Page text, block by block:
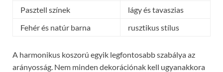
Pasztell színek
lágy és tavaszias
Fehér és natúr barna
rusztikus stílus
A harmonikus koszorú egyik legfontosabb szabálya az
arányosság. Nem minden dekorációnak kell ugyanakkora